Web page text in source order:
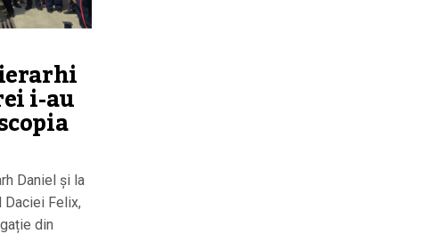
i-au
Daniel și la
Daciei Felix,
din